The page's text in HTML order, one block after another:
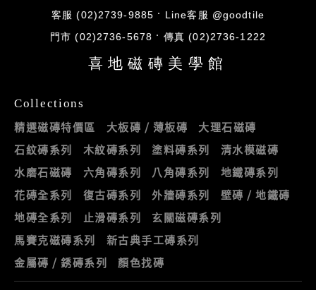
客服 (02)2739-9885 Line客服 @goodtile
門市 (02)2736-5678 傳真 (02)2736-1222
喜地磁磚美學館
Collections
精選磁磚特價區 大板磚 / 薄板磚
大理石磁磚
石紋磚系列
木紋磚系列 塗料磚系列
清水模磁磚
水磨石磁磚
六角磚系列 八角磚系列
地鐵磚系列
花磚全系列
復古磚系列 外牆磚系列
壁磚 / 地鐵磚
地磚全系列
止滑磚系列
玄關磁磚系列
馬賽克磁磚系列
新古典手工磚系列
金屬磚 / 銹磚系列
顏色找磚